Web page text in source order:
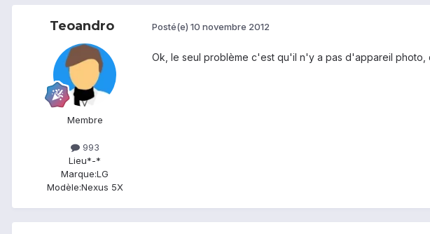
Teoandro
Membre
993
Lieu*-*
Marque:LG
Modèle:Nexus 5X
Posté(e) 10 novembre 2012
Ok, le seul problème c'est qu'il n'y a pas d'appareil photo,